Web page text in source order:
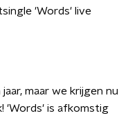
'Words' live
maar we krijgen nu
'Words' is afkomstig